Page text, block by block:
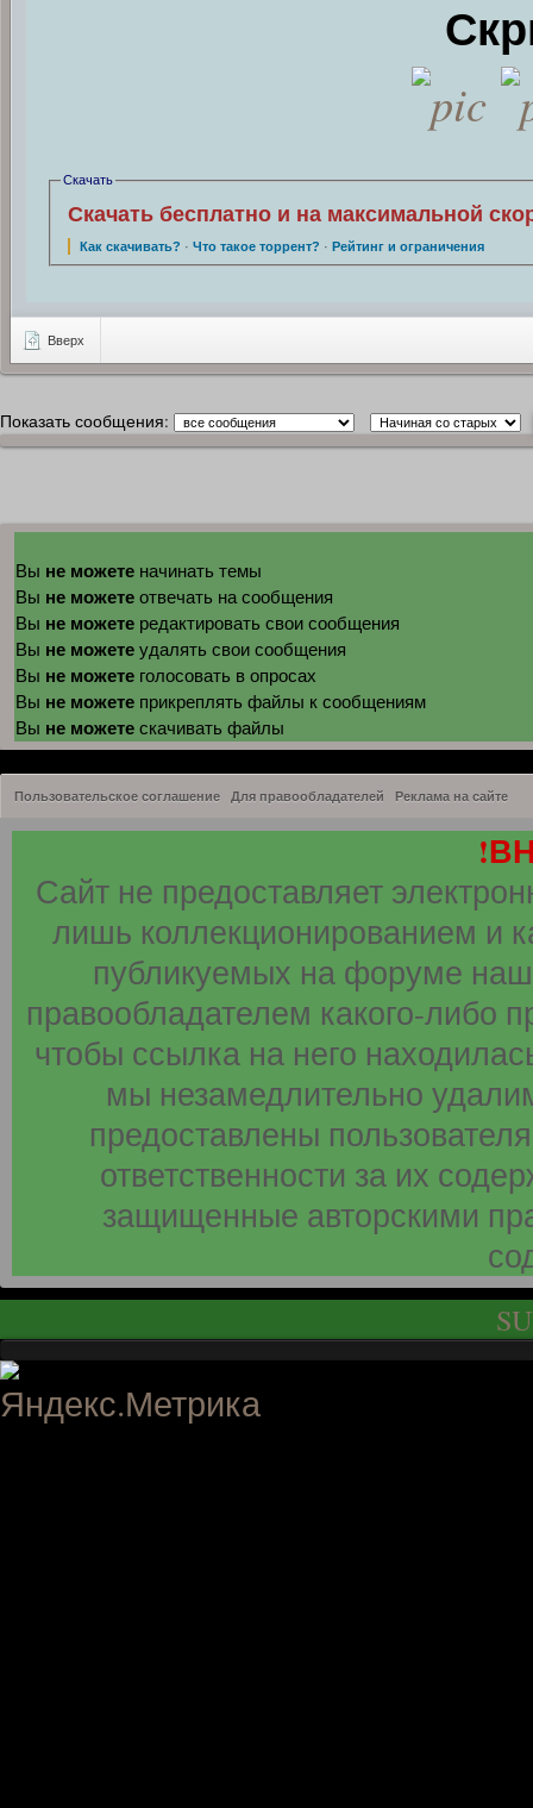
Скачать
Скачать бесплатно и на максимальной
Как скачивать? ·Что такое торрент? ·Рейтинг и ограничения
Вверх
Показать сообщения:
Вы не можете начинать темы
Вы не можете отвечать на сообщения
Вы не можете редактировать свои сообщения
Вы не можете удалять свои сообщения
Вы не можете голосовать в опросах
Вы не можете прикреплять файлы к сообщениям
Вы не можете скачивать файлы
Пользовательское соглашение Для правообладателей Реклама на сайте
Сайт не предоставляет
лишь коллекционированием и
публикуемых на форуме
правообладателем какого-либо
чтобы ссылка на него
мы незамедлительно
предоставлены
ответственности за их
защищенные авторскими